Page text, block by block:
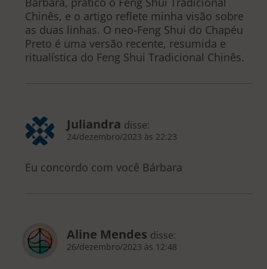
Chinês, e o artigo reflete minha visão sobre
as duas linhas. O neo-Feng Shui do Chapéu
Preto é uma versão recente, resumida e
ritualística do Feng Shui Tradicional Chinês.
Juliandra disse:
24/dezembro/2023 às 22:23
Eu concordo com você Bárbara
Aline Mendes disse:
26/dezembro/2023 às 12:48